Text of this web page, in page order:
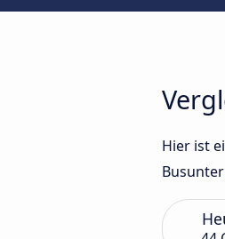
Hier ist